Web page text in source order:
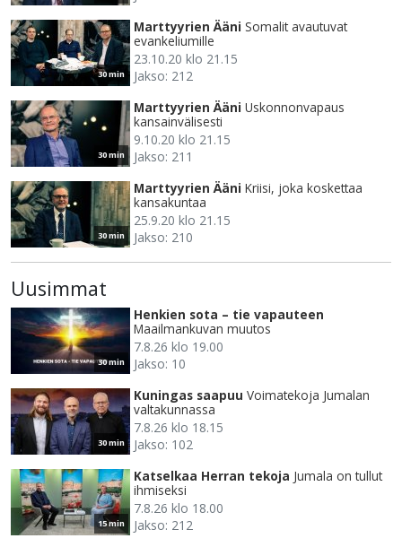
30 min
Marttyyrien Ääni Somalit avautuvat
evankeliumille
23.10.20 klo 21.15
Jakso: 212
30 min
Marttyyrien Ääni Uskonnonvapaus
kansainvälisesti
9.10.20 klo 21.15
Jakso: 211
30 min
Marttyyrien Ääni Kriisi, joka koskettaa
kansakuntaa
25.9.20 klo 21.15
Jakso: 210
Uusimmat
30 min
Henkien sota – tie vapauteen
Maailmankuvan muutos
7.8.26 klo 19.00
Jakso: 10
30 min
Kuningas saapuu Voimatekoja Jumalan
valtakunnassa
7.8.26 klo 18.15
Jakso: 102
15 min
Katselkaa Herran tekoja Jumala on tullut
ihmiseksi
7.8.26 klo 18.00
Jakso: 212